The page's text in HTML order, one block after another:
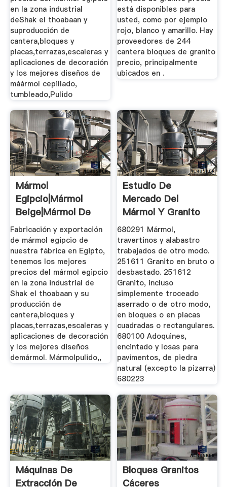
en la zona industrial
deShak el thoabaan y
suproducción de
cantera,bloques y
placas,terrazas,escaleras y
aplicaciones de decoración
y los mejores diseños de
máármol cepillado,
tumbleado,Pulido
está disponibles para
usted, como por ejemplo
rojo, blanco y amarillo. Hay
proveedores de 244
cantera bloques de granito
precio, principalmente
ubicados en .
Mármol
Egipcio|Mármol
Beige|mármol De
Shak El Thoabaan
Khatami
Fabricación y exportación
de mármol egipcio de
nuestra fábrica en Egipto,
tenemos los mejores
precios del mármol egipcio
en la zona industrial de
Shak el thoabaan y su
producción de
cantera,bloques y
placas,terrazas,escaleras y
aplicaciones de decoración
y los mejores diseños
demármol. Mármolpulido,,
Estudio De
Mercado Del
Mármol Y Granito
Cluster De La ...
680291 Mármol,
travertinos y alabastro
trabajados de otro modo.
251611 Granito en bruto o
desbastado. 251612
Granito, incluso
simplemente troceado
aserrado o de otro modo,
en bloques o en placas
cuadradas o rectangulares.
680100 Adoquines,
encintado y losas para
pavimentos, de piedra
natural (excepto la pizarra)
680223
Máquinas De
Extracción De
Bloques Granitos
Cáceres